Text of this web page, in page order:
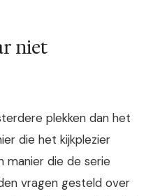
niet
plekken dan het
die het kijkplezier
manier die de serie
vragen gesteld over